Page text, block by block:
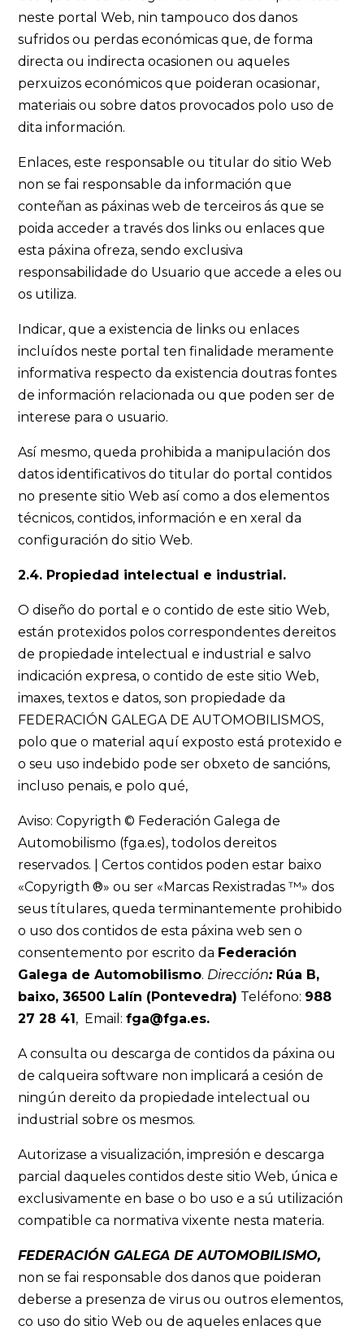
neste portal Web, nin tampouco dos danos
sufridos ou perdas económicas que, de forma
directa ou indirecta ocasionen ou aqueles
perxuizos económicos que poideran ocasionar,
materiais ou sobre datos provocados polo uso de
dita información.
Enlaces, este responsable ou titular do sitio Web
non se fai responsable da información que
conteñan as páxinas web de terceiros ás que se
poida acceder a través dos links ou enlaces que
esta páxina ofreza, sendo exclusiva
responsabilidade do Usuario que accede a eles ou
os utiliza.
Indicar, que a existencia de links ou enlaces
incluídos neste portal ten finalidade meramente
informativa respecto da existencia doutras fontes
de información relacionada ou que poden ser de
interese para o usuario.
Así mesmo, queda prohibida a manipulación dos
datos identificativos do titular do portal contidos
no presente sitio Web así como a dos elementos
técnicos, contidos, información e en xeral da
configuración do sitio Web.
2.4. Propiedad intelectual e industrial.
O diseño do portal e o contido de este sitio Web,
están protexidos polos correspondentes dereitos
de propiedade intelectual e industrial e salvo
indicación expresa, o contido de este sitio Web,
imaxes, textos e datos, son propiedade da
FEDERACIÓN GALEGA DE AUTOMOBILISMOS,
polo que o material aquí exposto está protexido e
o seu uso indebido pode ser obxeto de sancións,
incluso penais, e polo qué,
Aviso: Copyrigth © Federación Galega de
Automobilismo (fga.es), todolos dereitos
reservados. | Certos contidos poden estar baixo
«Copyrigth ®» ou ser «Marcas Rexistradas ™» dos
seus títulares, queda terminantemente prohibido
o uso dos contidos de esta páxina web sen o
consentemento por escrito da Federación
Galega de Automobilismo. Dirección:Rúa B,
baixo, 36500 Lalín (Pontevedra) Teléfono: 988
27 28 41, Email:fga@fga.es.
A consulta ou descarga de contidos da páxina ou
de calqueira software non implicará a cesión de
ningún dereito da propiedade intelectual ou
industrial sobre os mesmos.
Autorizase a visualización, impresión e descarga
parcial daqueles contidos deste sitio Web, única e
exclusivamente en base o bo uso e a sú utilización
compatible ca normativa vixente nesta materia.
FEDERACIÓN GALEGA DE AUTOMOBILISMO,
non se fai responsable dos danos que poideran
deberse a presenza de virus ou outros elementos,
co uso do sitio Web ou de aqueles enlaces que